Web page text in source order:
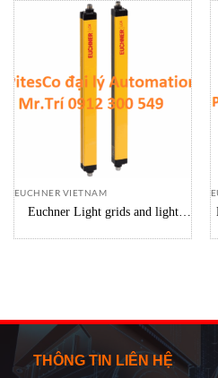
EUCHNER VIETNAM
Euchner Light grids and light
Euchner 156510
THÔNG TIN LIÊN HỆ